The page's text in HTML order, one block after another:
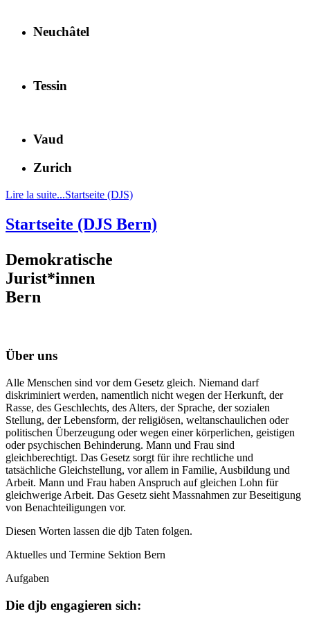
Neuchâtel
Tessin
Vaud
Zurich
Lire la suite...Startseite (DJS)
Startseite (DJS Bern)
Demokratische
Jurist*innen
Bern
Über uns
Alle Menschen sind vor dem Gesetz gleich. Niemand darf
diskriminiert werden, namentlich nicht wegen der Herkunft, der
Rasse, des Geschlechts, des Alters, der Sprache, der sozialen
Stellung, der Lebensform, der religiösen, weltanschaulichen oder
politischen Überzeugung oder wegen einer körperlichen, geistigen
oder psychischen Behinderung. Mann und Frau sind
gleichberechtigt. Das Gesetz sorgt für ihre rechtliche und
tatsächliche Gleichstellung, vor allem in Familie, Ausbildung und
Arbeit. Mann und Frau haben Anspruch auf gleichen Lohn für
gleichwerige Arbeit. Das Gesetz sieht Massnahmen zur Beseitigung
von Benachteiligungen vor.
Diesen Worten lassen die djb Taten folgen.
Aktuelles und Termine Sektion Bern
Aufgaben
Die djb engagieren sich: